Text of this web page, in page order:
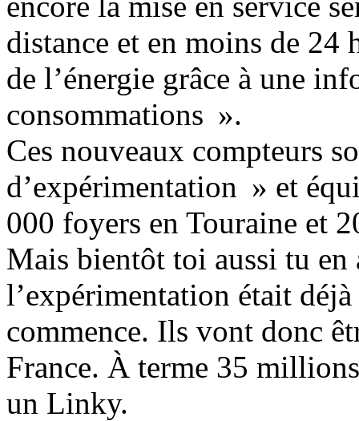
distance et en moins de
de l’énergie grâce à une
consommations ».
Ces nouveaux compteurs
d’expérimentation » et
000 foyers en Touraine et
Mais bientôt toi aussi tu en
l’expérimentation était
commence. Ils vont donc
France. À terme 35
un Linky.